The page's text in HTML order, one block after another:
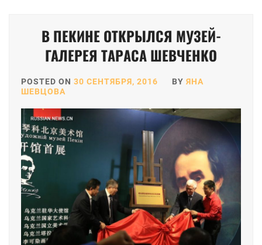
В ПЕКИНЕ ОТКРЫЛСЯ МУЗЕЙ-
ГАЛЕРЕЯ ТАРАСА ШЕВЧЕНКО
POSTED ON 30 СЕНТЯБРЯ, 2016 BY ЯНА
ШЕВЦОВА